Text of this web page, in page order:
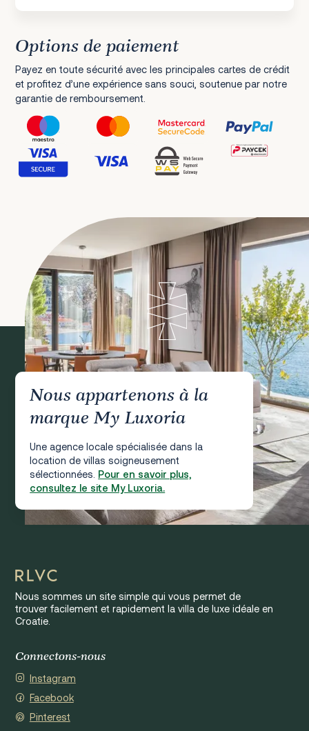
Options de paiement
Payez en toute sécurité avec les principales cartes de crédit
et profitez d’une expérience sans souci, soutenue par notre
garantie de remboursement.
Nous appartenons à la
marque My Luxoria
Une agence locale spécialisée dans la
location de villas soigneusement
sélectionnées. Pour en savoir plus,
consultez le site My Luxoria.
Nous sommes un site simple qui vous permet de
trouver facilement et rapidement la villa de luxe idéale en
Croatie.
Connectons-nous
Instagram
Facebook
Pinterest